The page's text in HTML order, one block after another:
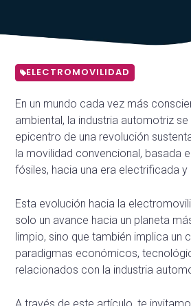
ELECTROMOVILIDAD
En un mundo cada vez más
ambiental, la industria automotriz se
epicentro de una revolución
la movilidad convencional, basada
fósiles, hacia una era electrificada
Esta evolución hacia la
solo un avance hacia un planeta
limpio, sino que también implica un
paradigmas económicos,
relacionados con la industria